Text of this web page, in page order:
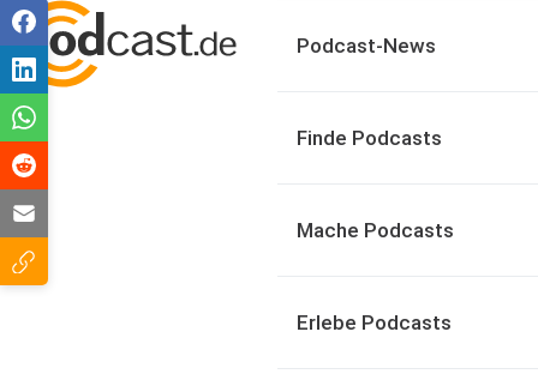
Podcast-News
Finde Podcasts
Mache Podcasts
Erlebe Podcasts